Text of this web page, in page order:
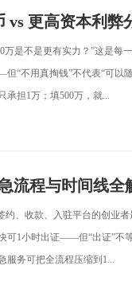
vs 更高资本利弊
是不是更有实力？”这是每
“不用真掏钱”不代表“可以
承担1万；填500万，就...
流程与时间线全
、收款、入驻平台的创业
1小时出证——但“出证”不
服务可把全流程压缩到1...